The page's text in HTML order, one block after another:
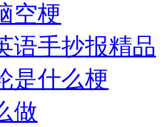
空梗
语手抄报精品
是什么梗
做